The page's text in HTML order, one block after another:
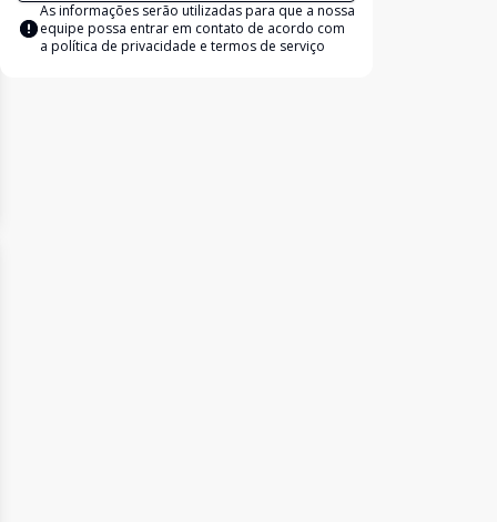
As informações serão utilizadas para que a nossa
equipe possa entrar em contato de acordo com
a política de privacidade e termos de serviço